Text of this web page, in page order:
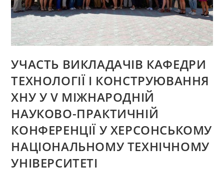
УЧАСТЬ ВИКЛАДАЧІВ КАФЕДРИ
ТЕХНОЛОГІЇ І КОНСТРУЮВАННЯ
ХНУ У V МІЖНАРОДНІЙ
НАУКОВО-ПРАКТИЧНІЙ
КОНФЕРЕНЦІЇ У ХЕРСОНСЬКОМУ
НАЦІОНАЛЬНОМУ ТЕХНІЧНОМУ
УНІВЕРСИТЕТІ